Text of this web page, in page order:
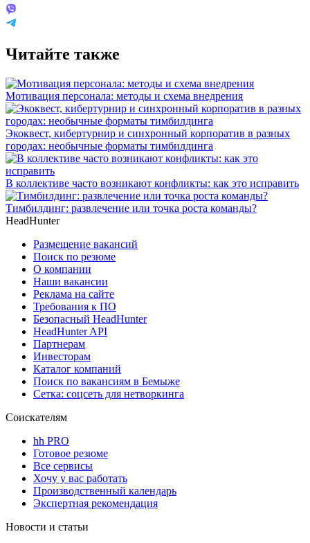
Читайте также
Мотивация персонала: методы и схема внедрения
Экоквест, кибертурнир и синхронный корпоратив в разных
городах: необычные форматы тимбилдинга
В коллективе часто возникают конфликты: как это исправить
Тимбилдинг: развлечение или точка роста команды?
HeadHunter
Размещение вакансий
Поиск по резюме
О компании
Наши вакансии
Реклама на сайте
Требования к ПО
Безопасный HeadHunter
HeadHunter API
Партнерам
Инвесторам
Каталог компаний
Поиск по вакансиям в Бемыже
Сетка: соцсеть для нетворкинга
Соискателям
hh PRO
Готовое резюме
Все сервисы
Хочу у вас работать
Производственный календарь
Экспертная рекомендация
Новости и статьи